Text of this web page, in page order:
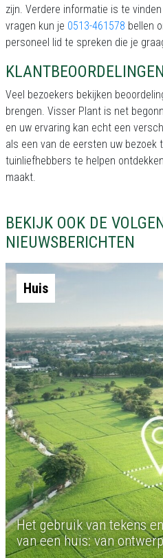
zijn. Verdere informatie is te
vragen kun je 0513-461578 bellen
personeel lid te spreken die je
KLANTBEOORDELINGEN
Veel bezoekers bekijken
brengen. Visser Plant is net
en uw ervaring kan echt een
als een van de eersten uw bezoek
tuinliefhebbers te helpen
maakt.
BEKIJK OOK DE
NIEUWSBERICHTEN
Huis
Het gebruik van tekens
van een huis: van